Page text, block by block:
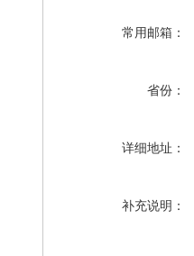
常用邮箱：
省份：
详细地址：
补充说明：